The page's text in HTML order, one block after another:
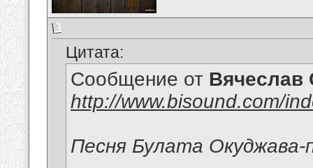
Цитата:
Сообщение от Вячеслав
http://www.bisound.com/
Песня Булата Окуджава-